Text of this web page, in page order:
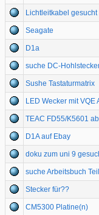
Lichtleitkabel gesucht
Seagate
D1a
suche DC-
Sushe Tastaturmatrix
LED Wecker mit VQE
TEAC FD55/K5601
D1A auf Ebay
doku zum uni 9
suche Arbeitsbuch
Stecker für??
CM5300 Platine(n)